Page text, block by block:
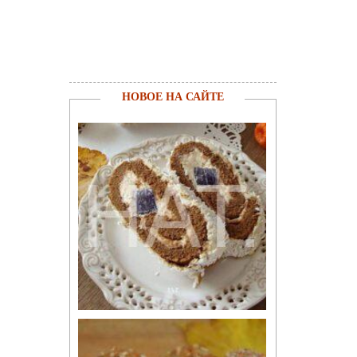
НОВОЕ НА САЙТЕ